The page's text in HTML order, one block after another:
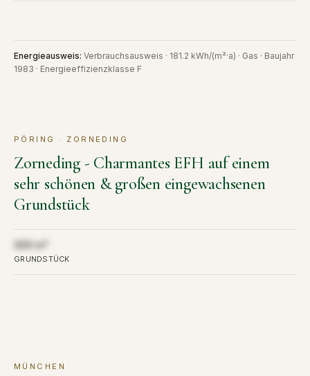
Energieausweis: Verbrauchsausweis · 181.2 kWh/(m²·a) · Gas · Baujahr
1983 · Energieeffizienzklasse F
KAUF
PÖRING · ZORNEDING
Zorneding - Charmantes EFH auf einem
sehr schönen & großen eingewachsenen
Grundstück
000 m²
GRUNDSTÜCK
KAUF
MÜNCHEN